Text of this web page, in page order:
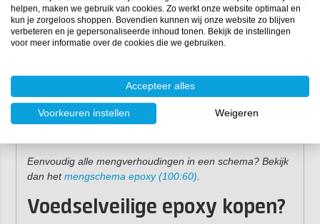
Mengverhouding: 100:60 (100 gram hars, 60 gram
verharder)
Viscositeit:10.000 mPa.s
Stofdroog na:ca. 6-12 uur (20℃)
12-18 uur (20℃)
Minimale verwerkingstemperatuur:
Volledige doorharding:
Eenvoudig alle mengverhoudingen in een schema? Bekijk
dan hetmengschema epoxy (100:60)
Voedselveilige epoxy kopen?
helpen, maken we gebruik van cookies. Zo werkt onze website optimaal en
kun je zorgeloos shoppen. Bovendien kunnen wij onze website zo blijven
verbeteren en je gepersonaliseerde inhoud tonen. Bekijk de instellingen
voor meer informatie over de cookies die we gebruiken.
Accepteer alles
Voorkeuren instellen Weigeren